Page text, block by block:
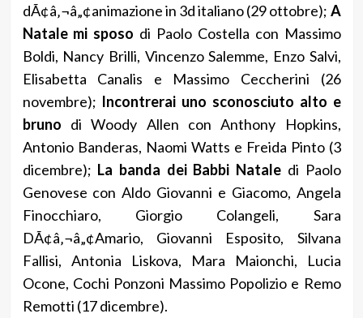
dÃ¢â‚¬â„¢animazione in 3d italiano (29 ottobre); A
Natale mi sposo di Paolo Costella con Massimo
Boldi, Nancy Brilli, Vincenzo Salemme, Enzo Salvi,
Elisabetta Canalis e Massimo Ceccherini (26
novembre); Incontrerai uno sconosciuto alto e
bruno di Woody Allen con Anthony Hopkins,
Antonio Banderas, Naomi Watts e Freida Pinto (3
dicembre); La banda dei Babbi Natale di Paolo
Genovese con Aldo Giovanni e Giacomo, Angela
Finocchiaro, Giorgio Colangeli, Sara
DÃ¢â‚¬â„¢Amario, Giovanni Esposito, Silvana
Fallisi, Antonia Liskova, Mara Maionchi, Lucia
Ocone, Cochi Ponzoni Massimo Popolizio e Remo
Remotti (17 dicembre).